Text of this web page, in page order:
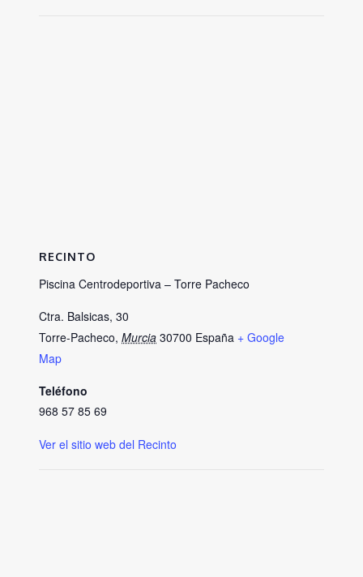
RECINTO
Piscina Centrodeportiva – Torre Pacheco
Ctra. Balsicas, 30
Torre-Pacheco, Murcia 30700 España + Google
Map
Teléfono
968 57 85 69
Ver el sitio web del Recinto